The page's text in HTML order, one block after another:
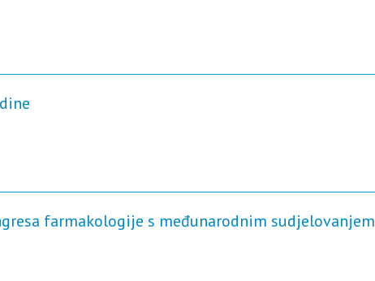
farmakologije s međunarodnim sudjelovanjem